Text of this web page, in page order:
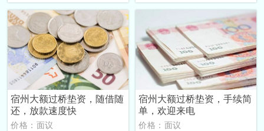
宿州大额过桥垫资，随借随
还，放款速度快
价格：面议
宿州大额过桥垫资，手续简
单，欢迎来电
价格：面议